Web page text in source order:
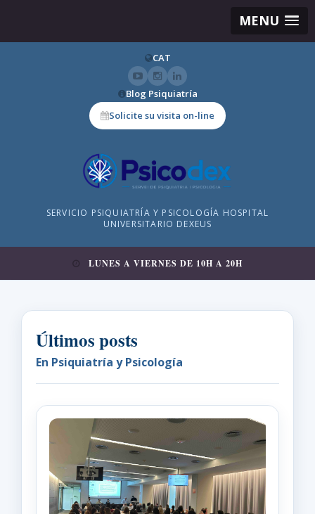
MENU
CAT
Blog Psiquiatría
Solicite su visita on-line
SERVICIO PSIQUIATRÍA Y PSICOLOGÍA HOSPITAL
UNIVERSITARIO DEXEUS
LUNES A VIERNES DE 10H A 20H
Últimos posts
En Psiquiatría y Psicología